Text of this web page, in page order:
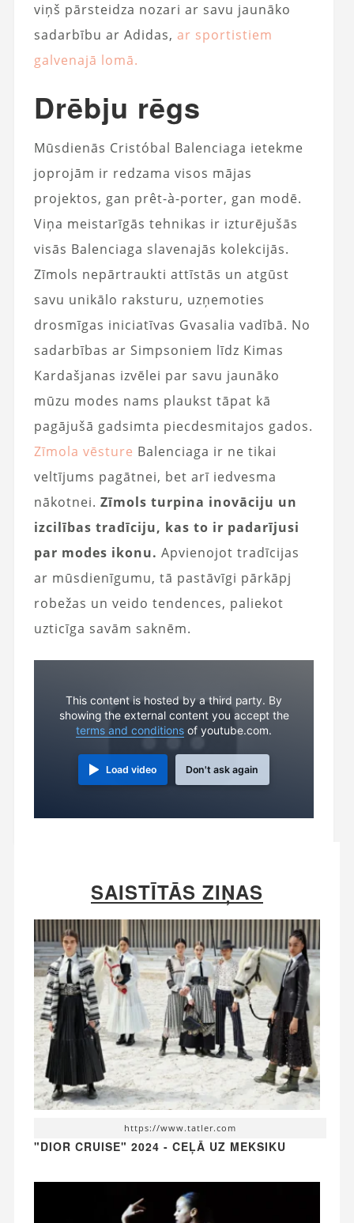
viņš pārsteidza nozari ar savu jaunāko
sadarbību ar Adidas, ar sportistiem
galvenajā lomā.
Drēbju rēgs
Mūsdienās Cristóbal Balenciaga ietekme
joprojām ir redzama visos mājas
projektos, gan prêt-à-porter, gan modē.
Viņa meistarīgās tehnikas ir izturējušās
visās Balenciaga slavenajās kolekcijās.
Zīmols nepārtraukti attīstās un atgūst
savu unikālo raksturu, uzņemoties
drosmīgas iniciatīvas Gvasalia vadībā. No
sadarbības ar Simpsoniem līdz Kimas
Kardašjanas izvēlei par savu jaunāko
mūzu modes nams plaukst tāpat kā
pagājušā gadsimta piecdesmitajos gados.
Zīmola vēsture Balenciaga ir ne tikai
veltījums pagātnei, bet arī iedvesma
nākotnei. Zīmols turpina inovāciju un
izcilības tradīciju, kas to ir padarījusi
par modes ikonu. Apvienojot tradīcijas
ar mūsdienīgumu, tā pastāvīgi pārkāpj
robežas un veido tendences, paliekot
uzticīga savām saknēm.
This content is hosted by a third party. By
showing the external content you accept the
terms and conditions of youtube.com.
Load video Don't ask again
SAISTĪTĀS ZIŅAS
https://www.tatler.com
"DIOR CRUISE" 2024 - CEĻĀ UZ MEKSIKU